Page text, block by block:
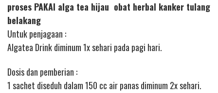
proses PAKAI alga tea hijau obat herbal kanker tulang
belakang
Untuk penjagaan :
Algatea Drink diminum 1x sehari pada pagi hari.
Dosis dan pemberian :
1 sachet diseduh dalam 150 cc air panas diminum 2x sehari.